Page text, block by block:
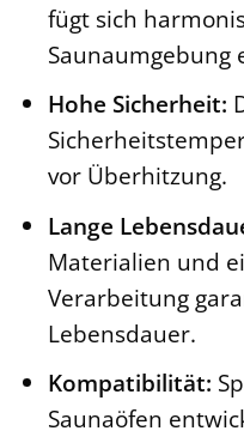
fügt sich
Saunaumgebung
Hohe Sicherheit:
vor Überhitzung.
Lange
Materialien und
Verarbeitung
Lebensdauer.
Kompatibilität:
Saunaöfen